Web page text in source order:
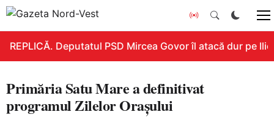
REPLICĂ. Deputatul PSD Mircea Govor îl atacă dur pe
Primăria Satu Mare a definitivat
programul Zilelor Oraşului